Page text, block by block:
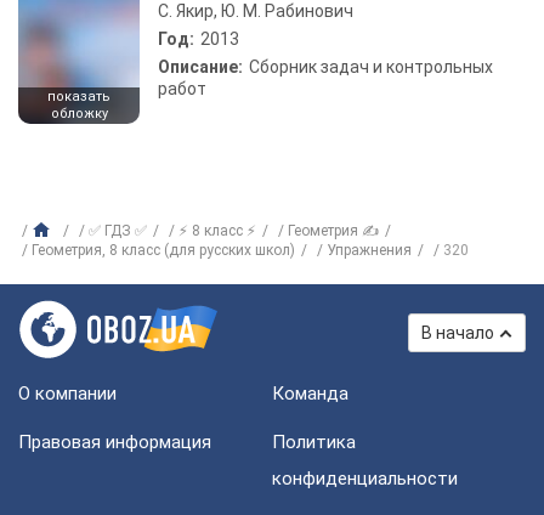
показать
обложку
С. Якир, Ю. М. Рабинович
Год: 2013
Описание: Сборник задач и контрольных
работ
✅ ГДЗ ✅ ⚡ 8 класс ⚡
Геометрия ✍
Геометрия, 8 класс (для русских школ)
Упражнения 320
В начало
О компании Команда
Правовая информация
Политика
конфиденциальности